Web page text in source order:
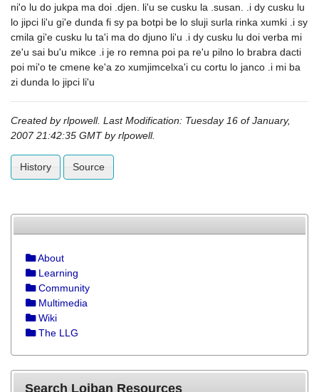
ni'o lu do jukpa ma doi .djen. li'u se cusku la .susan. .i dy cusku lu
lo jipci li'u gi'e dunda fi sy pa botpi be lo sluji surla rinka xumki .i sy
cmila gi'e cusku lu ta'i ma do djuno li'u .i dy cusku lu doi verba mi
ze'u sai bu'u mikce .i je ro remna poi pa re'u pilno lo brabra dacti
poi mi'o te cmene ke'a zo xumjimcelxa'i cu cortu lo janco .i mi ba
zi dunda lo jipci li'u
Created byrlpowell. Last Modification: Tuesday 16 of January,
2007 21:42:35 GMT byrlpowell.
History Source
About
Learning
Community
Multimedia
Wiki
The LLG
Search Lojban Resources